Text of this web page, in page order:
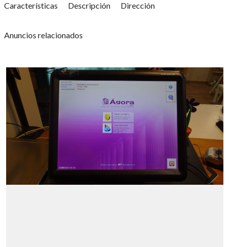
Características Descripción Dirección
Anuncios relacionados